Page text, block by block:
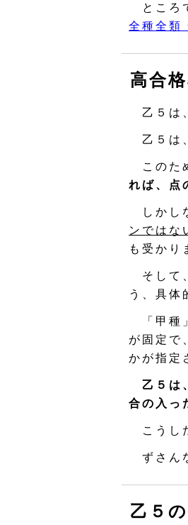
ところ
全種全類
高合
乙５は
乙５は
このた
れば、点
しかし
ンではな
も受かり
そして
う、具体
「甲種
が固定で
かが指定
乙５は
合の入っ
こうし
ずさん
乙５